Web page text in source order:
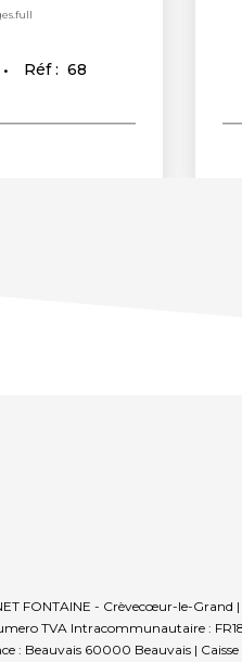
Réf : 68
FONTAINE - Crèvecœur-le-Grand
TVA Intracommunautaire :
: Beauvais 60000 Beauvais |